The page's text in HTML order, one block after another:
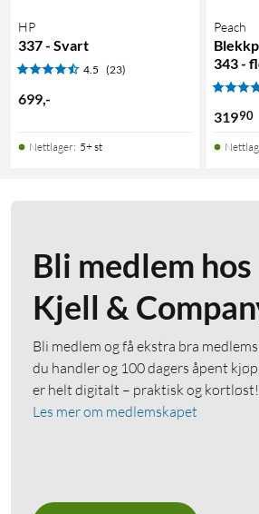
HP
337 - Svart
4.5 (23)
699,-
Nettlager: 5+ st
Peach
343 -
31990
Bli medlem hos
Kjell &
Bli medlem og få ekstra bra
du handler og 100 dagers åpent
er helt digitalt – praktisk og kortløst!
Les mer om medlemskapet